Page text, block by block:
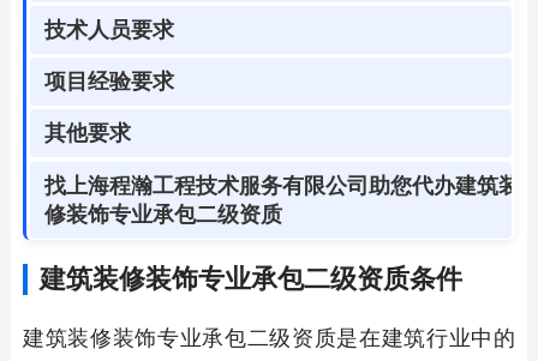
技术人员要求
项目经验要求
其他要求
找上海程瀚工程技术服务有限公司助您代办建筑装
修装饰专业承包二级资质
建筑装修装饰专业承包二级资质条件
建筑装修装饰专业承包二级资质是在建筑行业中的